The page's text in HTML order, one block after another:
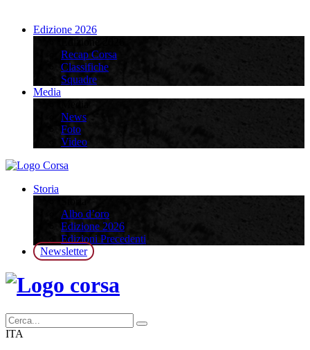
Edizione 2026
Recap Corsa
Classifiche
Squadre
Media
News
Foto
Video
Storia
Albo d’oro
Edizione 2026
Edizioni Precedenti
Newsletter
ITA